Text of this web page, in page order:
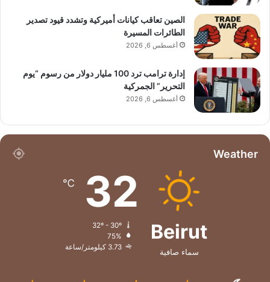
الصين تعاقب كيانات أميركية وتشدد قيود تصدير
الطائرات المسيرة
أغسطس 6, 2026
إدارة ترامب ترد 100 مليار دولار من رسوم “يوم
التحرير” الجمركية
أغسطس 6, 2026
Weather
Beirut
سماء صافية
32
℃
75%
3.73 كيلومتر/ساعة